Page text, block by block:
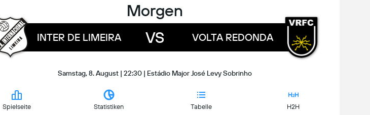
Morgen
INTER DE LIMEIRA VS VOLTA REDONDA
Samstag, 8. August | 22:30 | Estádio Major José Levy Sobrinho
Spielseite Statistiken Tabelle H2H